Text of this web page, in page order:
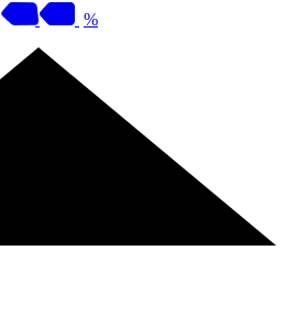
%